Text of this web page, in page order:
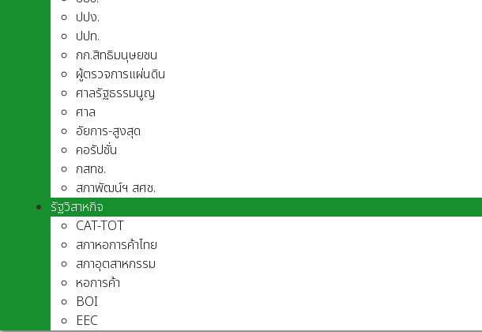
ปปง.
ปปท.
กก.สิทธิมนุษยชน
ผู้ตรวจการแผ่นดิน
ศาลรัฐธรรมนูญ
ศาล
อัยการ-สูงสุด
คอรัปชั่น
กสทช.
สภาพัฒน์ฯ สศช.
รัฐวิสาหกิจ
CAT-TOT
สภาหอการค้าไทย
สภาอุตสาหกรรม
หอการค้า
BOI
EEC